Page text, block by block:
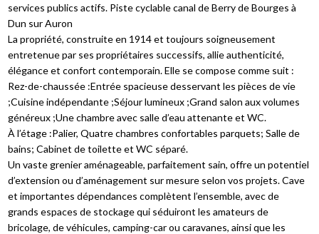
services publics actifs. Piste cyclable canal de Berry de Bourges à
Dun sur Auron
La propriété, construite en 1914 et toujours soigneusement
entretenue par ses propriétaires successifs, allie authenticité,
élégance et confort contemporain. Elle se compose comme suit :
Rez-de-chaussée :Entrée spacieuse desservant les pièces de vie
;Cuisine indépendante ;Séjour lumineux ;Grand salon aux volumes
généreux ;Une chambre avec salle d’eau attenante et WC.
À l’étage :Palier, Quatre chambres confortables parquets; Salle de
bains; Cabinet de toilette et WC séparé.
Un vaste grenier aménageable, parfaitement sain, offre un potentiel
d’extension ou d’aménagement sur mesure selon vos projets. Cave
et importantes dépendances complètent l’ensemble, avec de
grands espaces de stockage qui séduiront les amateurs de
bricolage, de véhicules, camping-car ou caravanes, ainsi que les